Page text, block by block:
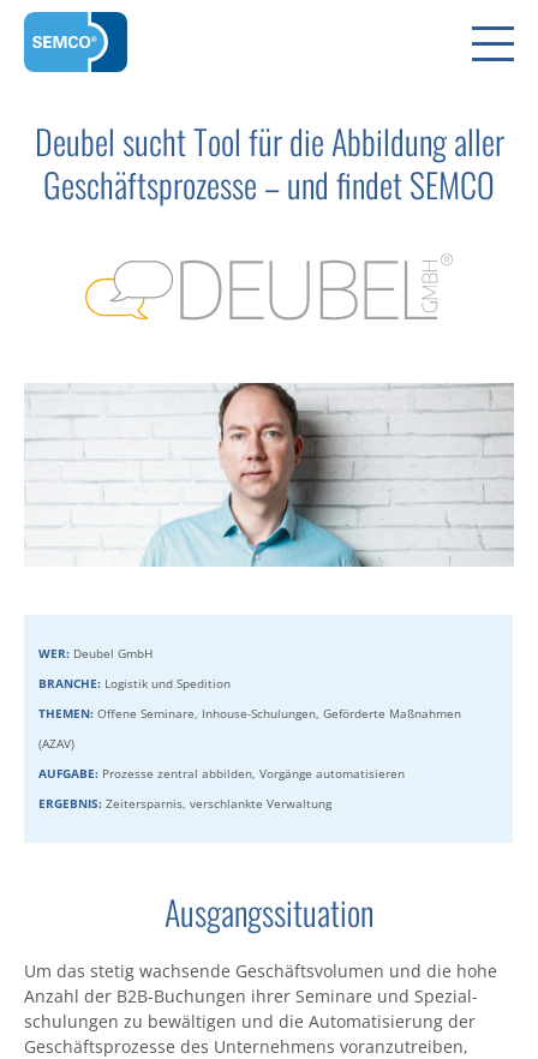
Deubel sucht Tool für die Abbildung aller
Geschäftsprozesse – und findet SEMCO
WER: Deubel GmbH
BRANCHE: Logistik und Spedition
THEMEN: Offene Seminare, Inhouse-Schulungen, Geförderte Maßnahmen
(AZAV)
AUFGABE: Prozesse zentral abbilden, Vorgänge automatisieren
ERGEBNIS: Zeitersparnis, verschlankte Verwaltung
Ausgangssituation
Um das stetig wachsende Geschäfts­volumen und die hohe
Anzahl der B2B-Buchungen ihrer Seminare und Spezial­
schulungen zu bewäl­tigen und die Auto­mati­sierung der
Geschäfts­prozesse des Unter­nehmens voran­zutreiben,